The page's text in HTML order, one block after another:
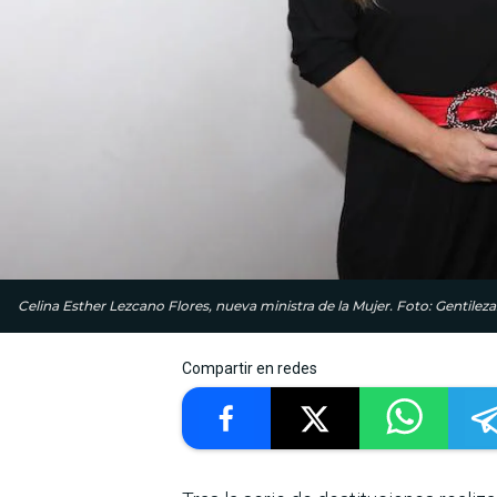
Celina Esther Lezcano Flores, nueva ministra de la Mujer. Foto:
Compartir en redes